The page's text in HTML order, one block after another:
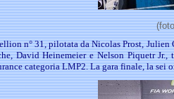
n° 31, pilotata da Nicolas Prost, Julien
David Heinemeier e Nelson Piquetr
categoria LMP2. La gara finale, la